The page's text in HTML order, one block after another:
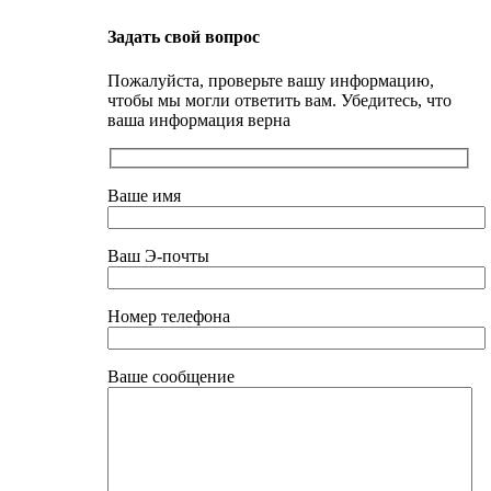
Задать свой вопрос
Пожалуйста, проверьте вашу информацию,
чтобы мы могли ответить вам. Убедитесь, что
ваша информация верна
Ваше имя
Ваш Э-почты
Номер телефона
Ваше сообщение